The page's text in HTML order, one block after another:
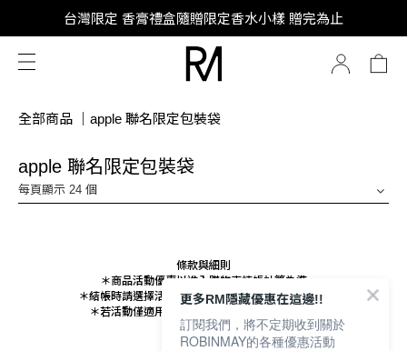
SUPER JUNIOR-D&E 全新代言
台灣限定 香膏禮盒隨贈限定香水小樣 贈完為止
SUPER JUNIOR-D&E 全新代言
全部商品 apple 聯名限定包裝袋
apple 聯名限定包裝袋
每頁顯示 24 個
條款與細則
＊商品活動優惠以進入購物車結帳計算為準
＊結帳時請選擇活動指定付款與送貨方式以取得優惠
＊若活動僅適用會員，結帳時請登入以取得優惠
更多RM隱藏優惠在這邊!!
訂閱我們，將不定期收到關於
ROBINMAY的各種優惠活動